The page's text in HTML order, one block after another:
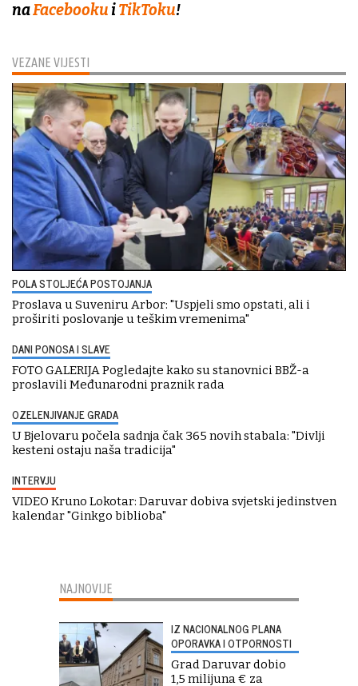
VEZANE VIJESTI
POLA STOLJEĆA POSTOJANJA
Proslava u Suveniru Arbor: "Uspjeli smo opstati, ali i
proširiti poslovanje u teškim vremenima"
DANI PONOSA I SLAVE
FOTO GALERIJA Pogledajte kako su stanovnici BBŽ-a
proslavili Međunarodni praznik rada
OZELENJIVANJE GRADA
U Bjelovaru počela sadnja čak 365 novih stabala: "Divlji
kesteni ostaju naša tradicija"
INTERVJU
VIDEO Kruno Lokotar: Daruvar dobiva svjetski jedinstven
kalendar "Ginkgo biblioba"
naFacebookuiTikToku!
NAJNOVIJE
IZ NACIONALNOG PLANA
OPORAVKA I OTPORNOSTI
Grad Daruvar dobio
1,5 milijuna € za